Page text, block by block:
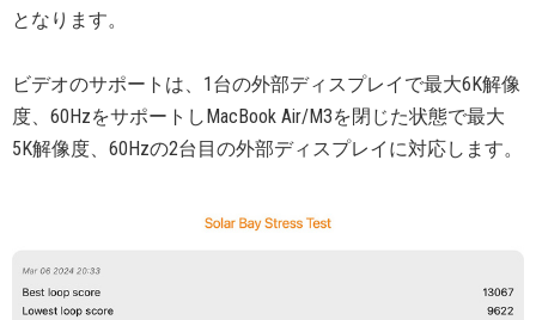
となります。
ビデオのサポートは、1台の外部ディスプレイで最大6K解像
度、60HzをサポートしMacBook Air/M3を閉じた状態で最大
5K解像度、60Hzの2台目の外部ディスプレイに対応します。